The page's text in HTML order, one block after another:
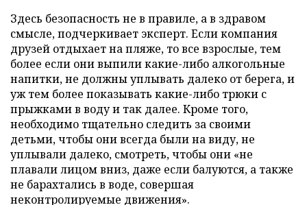
Здесь безопасность не в правиле, а в здравом
смысле, подчеркивает эксперт. Если компания
друзей отдыхает на пляже, то все взрослые, тем
более если они выпили какие-либо алкогольные
напитки, не должны уплывать далеко от берега, и
уж тем более показывать какие-либо трюки с
прыжками в воду и так далее. Кроме того,
необходимо тщательно следить за своими
детьми, чтобы они всегда были на виду, не
уплывали далеко, смотреть, чтобы они «не
плавали лицом вниз, даже если балуются, а также
не барахтались в воде, совершая
неконтролируемые движения».